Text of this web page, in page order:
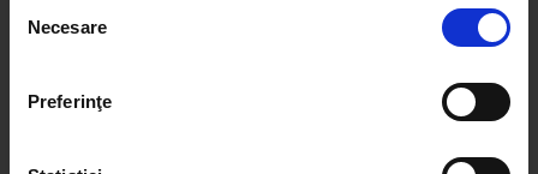
Să colectăm informațiile cu privire la locația dvs.
Să vă identificăm dispozitivul scanândul-l în mod
activ după caracteristici specifice (amprentare)
consimțământului
Necesare
Preferinţe